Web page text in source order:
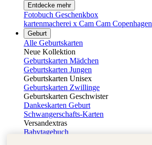
Entdecke mehr
Fotobuch Geschenkbox
kartenmacherei x Cam Cam Copenhagen
Geburt
Alle Geburtskarten
Neue Kollektion
Geburtskarten Mädchen
Geburtskarten Jungen
Geburtskarten Unisex
Geburtskarten Zwillinge
Geburtskarten Geschwister
Dankeskarten Geburt
Schwangerschafts-Karten
Versandextras
Babytagebuch